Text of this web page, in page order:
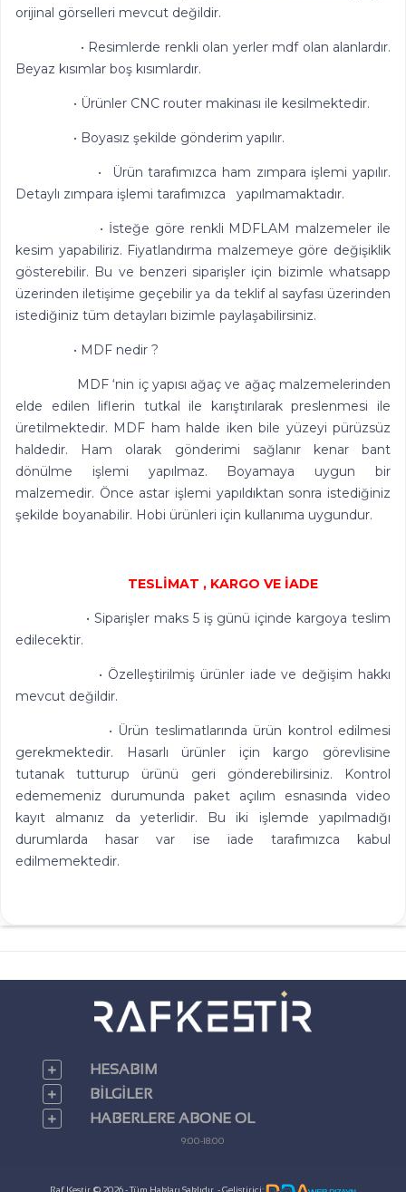
orijinal görselleri mevcut değildir.
• Resimlerde renkli olan yerler mdf olan alanlardır.
Beyaz kısımlar boş kısımlardır.
• Ürünler CNC router makinası ile kesilmektedir.
• Boyasız şekilde gönderim yapılır.
• Ürün tarafımızca ham zımpara işlemi yapılır.
Detaylı zımpara işlemi tarafımızca yapılmamaktadır.
• İsteğe göre renkli MDFLAM malzemeler ile
kesim yapabiliriz. Fiyatlandırma malzemeye göre değişiklik
gösterebilir. Bu ve benzeri siparişler için bizimle whatsapp
üzerinden iletişime geçebilir ya da teklif al sayfası üzerinden
istediğiniz tüm detayları bizimle paylaşabilirsiniz.
• MDF nedir ?
MDF ‘nin iç yapısı ağaç ve ağaç malzemelerinden
elde edilen liflerin tutkal ile karıştırılarak preslenmesi ile
üretilmektedir. MDF ham halde iken bile yüzeyi pürüzsüz
haldedir. Ham olarak gönderimi sağlanır kenar bant
dönülme işlemi yapılmaz. Boyamaya uygun bir
malzemedir. Önce astar işlemi yapıldıktan sonra istediğiniz
şekilde boyanabilir. Hobi ürünleri için kullanıma uygundur.
TESLİMAT , KARGO VE İADE
• Siparişler maks 5 iş günü içinde kargoya teslim
edilecektir.
• Özelleştirilmiş ürünler iade ve değişim hakkı
mevcut değildir.
• Ürün teslimatlarında ürün kontrol edilmesi
gerekmektedir. Hasarlı ürünler için kargo görevlisine
tutanak tutturup ürünü geri gönderebilirsiniz. Kontrol
edememeniz durumunda paket açılım esnasında video
kayıt almanız da yeterlidir. Bu iki işlemde yapılmadığı
durumlarda hasar var ise iade tarafımızca kabul
edilmemektedir.
HESABIM
BILGILER
HABERLERE ABONE OL
9:00-18:00
Raf Kestir © 2026 - Tüm Hakları Saklıdır. - Geliştirici: